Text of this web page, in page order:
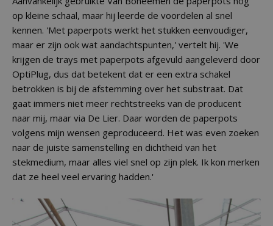
op kleine schaal, maar hij leerde de voordelen al snel
kennen. 'Met paperpots werkt het stukken eenvoudiger,
maar er zijn ook wat aandachtspunten,' vertelt hij. 'We
krijgen de trays met paperpots afgevuld aangeleverd door
OptiPlug, dus dat betekent dat er een extra schakel
betrokken is bij de afstemming over het substraat. Dat
gaat immers niet meer rechtstreeks van de producent
naar mij, maar via De Lier. Daar worden de paperpots
volgens mijn wensen geproduceerd. Het was even zoeken
naar de juiste samenstelling en dichtheid van het
stekmedium, maar alles viel snel op zijn plek. Ik kon merken
dat ze heel veel ervaring hadden.'